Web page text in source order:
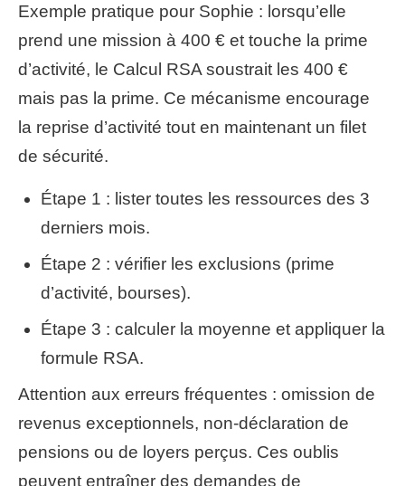
Exemple pratique pour Sophie : lorsqu’elle
prend une mission à 400 € et touche la prime
d’activité, le Calcul RSA soustrait les 400 €
mais pas la prime. Ce mécanisme encourage
la reprise d’activité tout en maintenant un filet
de sécurité.
Étape 1 : lister toutes les ressources des 3
derniers mois.
Étape 2 : vérifier les exclusions (prime
d’activité, bourses).
Étape 3 : calculer la moyenne et appliquer la
formule RSA.
Attention aux erreurs fréquentes : omission de
revenus exceptionnels, non-déclaration de
pensions ou de loyers perçus. Ces oublis
peuvent entraîner des demandes de